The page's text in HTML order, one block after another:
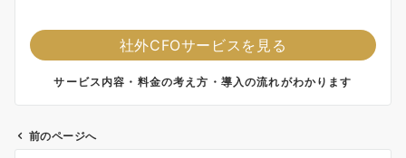
社外CFOサービスを見る
サービス内容・料金の考え方・導入の流れがわかります
前のページへ